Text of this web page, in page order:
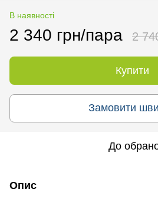
В наявності
2 340 грн/пара 2
Купити
Замовити
До
Опис